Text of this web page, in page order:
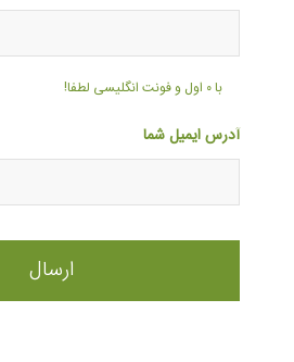
با ۰ اول و فونت انگلیسی لطفا!
آدرس ایمیل شما